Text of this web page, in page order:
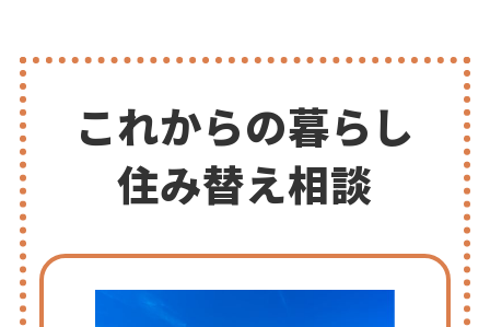
これからの暮らし
住み替え相談